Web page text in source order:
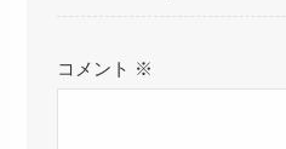
コメント ※